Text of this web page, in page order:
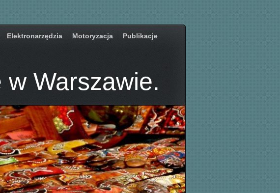
Elektronarzędzia Motoryzacja Publikacje
Warszawie.